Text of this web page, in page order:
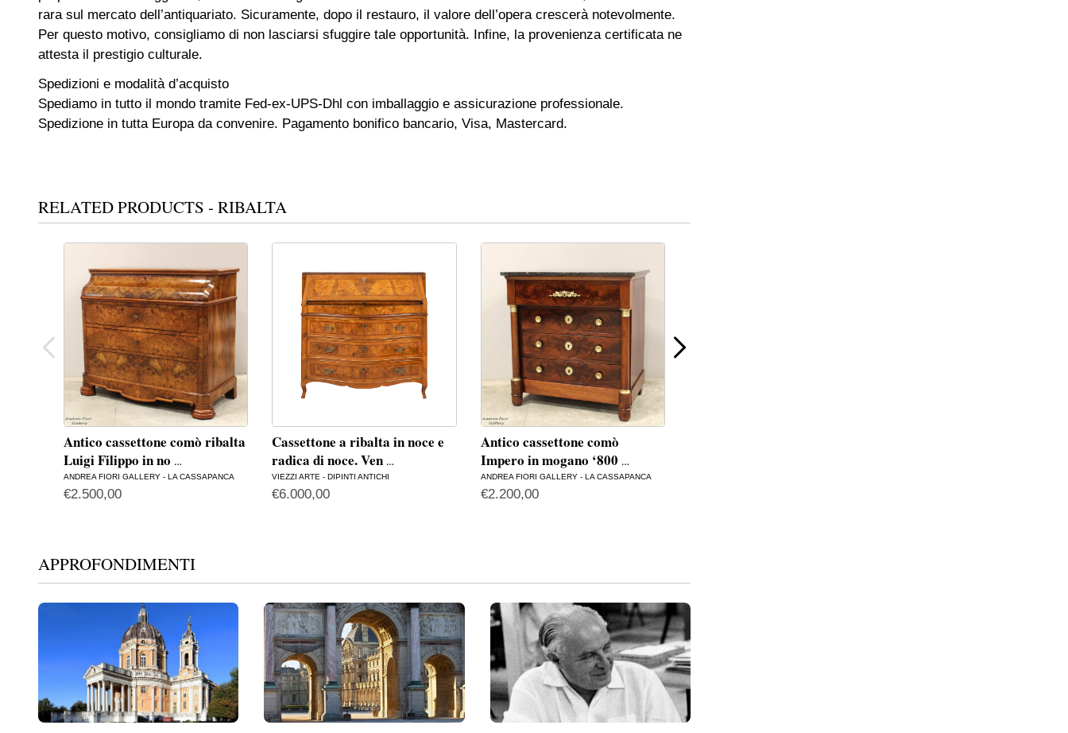
rara sul mercato dell’antiquariato. Sicuramente, dopo il restauro, il valore dell’opera crescerà notevolmente.
Per questo motivo, consigliamo di non lasciarsi sfuggire tale opportunità. Infine, la provenienza certificata ne
attesta il prestigio culturale.
Spedizioni e modalità d’acquisto
Spediamo in tutto il mondo tramite Fed-ex-UPS-Dhl con imballaggio e assicurazione professionale.
Spedizione in tutta Europa da convenire. Pagamento bonifico bancario, Visa, Mastercard.
RELATED PRODUCTS - RIBALTA
Antico cassettone comò ribalta
Luigi Filippo in no …
ANDREA FIORI GALLERY - LA CASSAPANCA
€2.500,00
Cassettone a ribalta in noce e
radica di noce. Ven …
VIEZZI ARTE - DIPINTI ANTICHI
€6.000,00
Antico cassettone comò
Impero in mogano ‘800 …
ANDREA FIORI GALLERY - LA CASSAPANCA
€2.200,00
APPROFONDIMENTI